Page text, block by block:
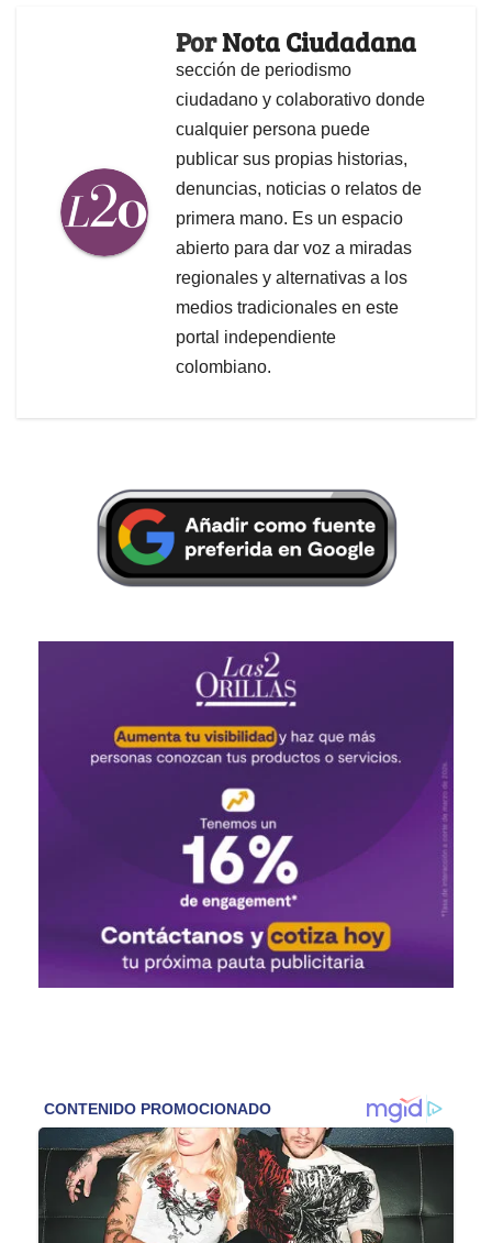
PorNota Ciudadana
sección de periodismo
ciudadano y colaborativo donde
cualquier persona puede
publicar sus propias historias,
denuncias, noticias o relatos de
primera mano. Es un espacio
abierto para dar voz a miradas
regionales y alternativas a los
medios tradicionales en este
portal independiente
colombiano.